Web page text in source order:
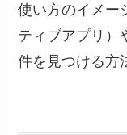
使い方のイメー
ティブアプリ）
件を見つける方